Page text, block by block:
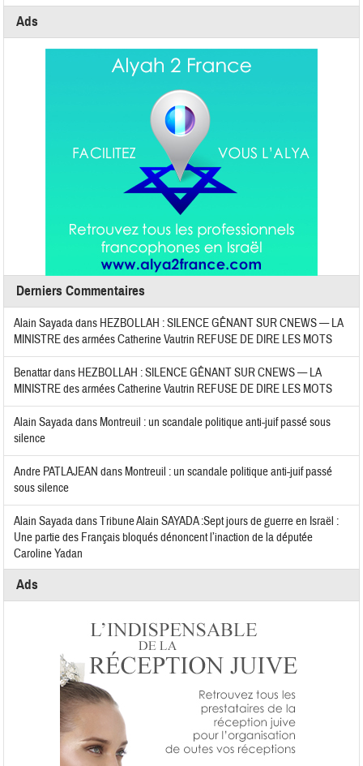
Ads
Derniers Commentaires
Alain Sayadadans HEZBOLLAH : SILENCE GÊNANT SUR CNEWS — LA
MINISTRE des armées Catherine Vautrin REFUSE DE DIRE LES MOTS
Benattardans HEZBOLLAH : SILENCE GÊNANT SUR CNEWS — LA
MINISTRE des armées Catherine Vautrin REFUSE DE DIRE LES MOTS
Alain Sayadadans Montreuil : un scandale politique anti-juif passé sous
silence
Andre PATLAJEAN dans Montreuil : un scandale politique anti-juif passé
sous silence
Alain SayadadansTribune Alain SAYADA :Sept jours de guerre en Israël :
Une partie des Français bloqués dénoncent l’inaction de la députée
Caroline Yadan
Ads